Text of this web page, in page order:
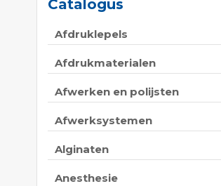
Catalogus
Afdruklepels
Afdrukmaterialen
Afwerken en polijsten
Afwerksystemen
Alginaten
Anesthesie